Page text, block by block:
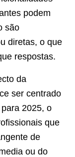
podem
são
diretas, o que
respostas.
da
ser centrado
2025, o
que
de
ou do